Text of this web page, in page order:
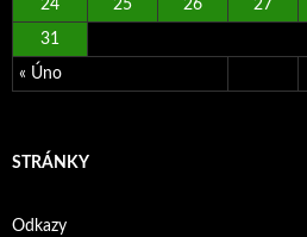
« Úno
24 25 26 27
31
STRÁNKY
Odkazy